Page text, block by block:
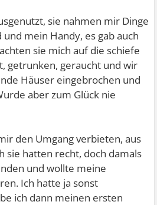
sie nahmen mir Dinge
mein Handy, es gab auch
sie mich auf die schiefe
getrunken, geraucht und wir
Häuser eingebrochen und
aber zum Glück nie
den Umgang verbieten, aus
sie hatten recht, doch damals
und wollte meine
Ich hatte ja sonst
ich dann meinen ersten